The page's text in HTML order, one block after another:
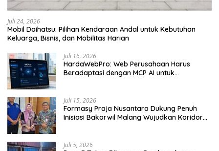
Juli 24, 2026
Mobil Daihatsu: Pilihan Kendaraan Andal untuk Kebutuhan
Keluarga, Bisnis, dan Mobilitas Harian
Juli 16, 2026
HardaWebPro: Web Perusahaan Harus
Beradaptasi dengan MCP AI untuk
Juli 15, 2026
Formasy Praja Nusantara Dukung Penuh
Inisiasi Bakorwil Malang Wujudkan Koridor
Juli 5, 2026